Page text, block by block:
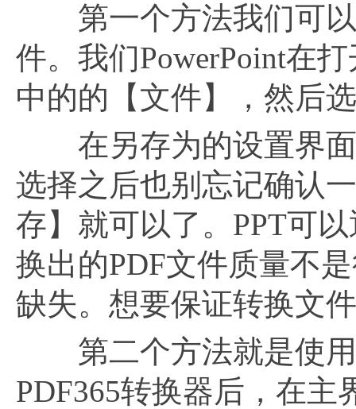
第一个方法我们可以
件。我们PowerPoint在
中的的【文件】，然后
在另存为的设置界面
选择之后也别忘记确认
存】就可以了。PPT可
换出的PDF文件质量不
缺失。想要保证转换文
第二个方法就是使用
PDF365转换器后，在主